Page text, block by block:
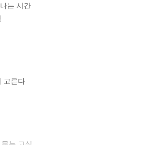
는 시간
고른다